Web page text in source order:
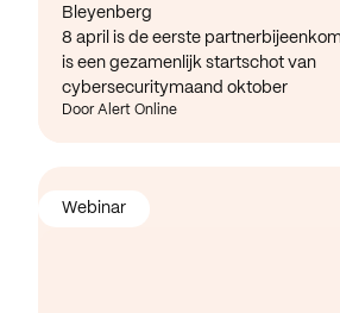
Bleyenberg
8 april is de eerste
is een gezamenlijk startschot van
cybersecuritymaand oktober
Door Alert Online
Webinar